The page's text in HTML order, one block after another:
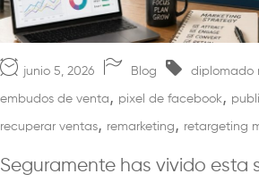
junio 5, 2026 Blog diplomado
embudos de venta , pixel de facebook ,
recuperar ventas, remarketing , retargeting
Seguramente has vivido esta